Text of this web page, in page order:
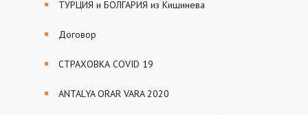
ТУРЦИЯ и БОЛГАРИЯ из Кишинева
Договор
СТРАХОВКА COVID 19
ANTALYA ORAR VARA 2020